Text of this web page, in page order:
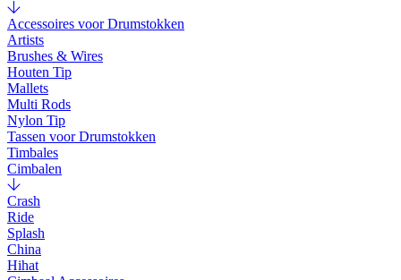
Accessoires voor Drumstokken
Artists
Brushes & Wires
Houten Tip
Mallets
Multi Rods
Nylon Tip
Tassen voor Drumstokken
Timbales
Cimbalen
Crash
Ride
Splash
China
Hihat